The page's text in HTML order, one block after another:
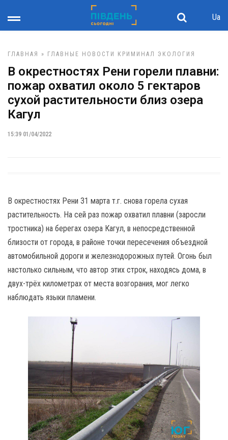
Ua
ГЛАВНАЯ » ГЛАВНЫЕ НОВОСТИ КРИМИНАЛ ЭКОЛОГИЯ
В окрестностях Рени горели плавни:
пожар охватил около 5 гектаров
сухой растительности близ озера
Кагул
15:39 01/04/2022
В окрестностях Рени 31 марта т.г. снова горела сухая
растительность. На сей раз пожар охватил плавни (заросли
тростника) на берегах озера Кагул, в непосредственной
близости от города, в районе точки пересечения объездной
автомобильной дороги и железнодорожных путей. Огонь был
настолько сильным, что автор этих строк, находясь дома, в
двух-трёх километрах от места возгорания, мог легко
наблюдать языки пламени.